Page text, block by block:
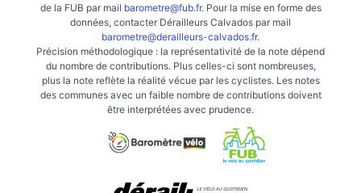
de la FUB par mail barometre@fub.fr. Pour la mise en forme des
données, contacter Dérailleurs Calvados par mail
barometre@derailleurs-calvados.fr.
Précision méthodologique : la représentativité de la note dépend
du nombre de contributions. Plus celles-ci sont nombreuses,
plus la note reflète la réalité vécue par les cyclistes. Les notes
des communes avec un faible nombre de contributions doivent
être interprétées avec prudence.